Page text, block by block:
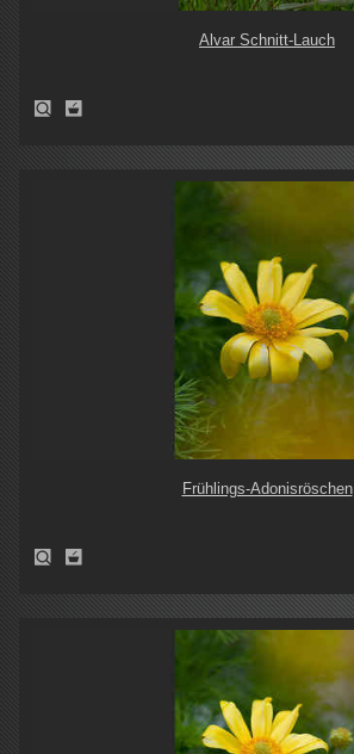
Alvar Schnitt-Lauch
Frühlings-Adonisröschen